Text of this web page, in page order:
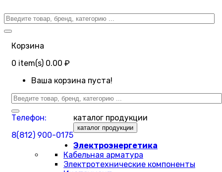
Корзина
0 item(s) 0.00 ₽
Ваша корзина пуста!
Телефон:
8(812) 900-0175
каталог продукции
каталог продукции
Электроэнергетика
Кабельная арматура
Электротехнические компоненты